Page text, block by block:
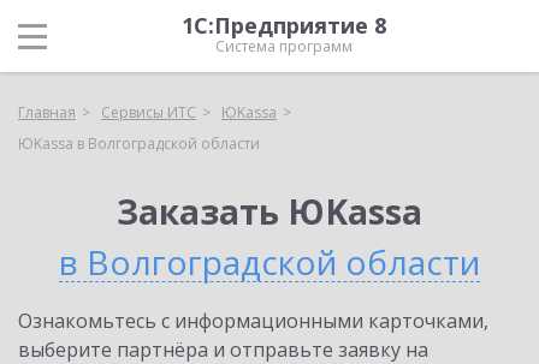
1С:Предприятие 8
Система программ
Главная Сервисы ИТС
ЮKassa
ЮKassa в Волгоградской области
Заказать ЮKassa
в Волгоградской области
Ознакомьтесь с информационными карточками,
выберите партнёра и отправьте заявку на